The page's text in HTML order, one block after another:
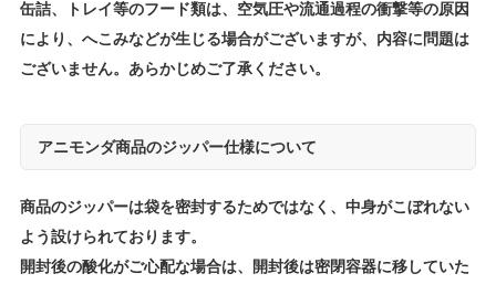
缶詰、トレイ等のフード類は、空気圧や流通過程の衝撃等の原因
により、へこみなどが生じる場合がございますが、内容に問題は
ございません。あらかじめご了承ください。
アニモンダ商品のジッパー仕様について
商品のジッパーは袋を密封するためではなく、中身がこぼれない
よう設けられております。
開封後の酸化がご心配な場合は、開封後は密閉容器に移していた